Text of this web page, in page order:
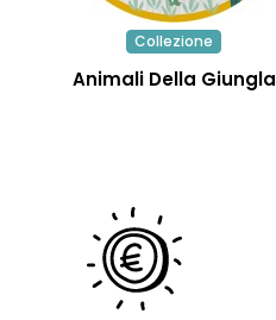
Collezione
Animali Della Giungla